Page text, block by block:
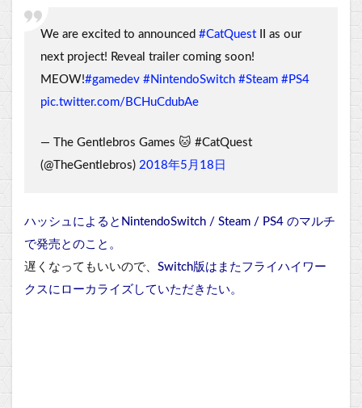
We are excited to announced #CatQuest II as our
next project! Reveal trailer coming soon!
MEOW!#gamedev #NintendoSwitch #Steam #PS4
pic.twitter.com/BCHuCdubAe
— The Gentlebros Games 🐱 #CatQuest
(@TheGentlebros) 2018年5月18日
ハッシュによるとNintendoSwitch / Steam / PS4 のマルチ
で発売とのこと。
遅くなってもいいので、 Switch版はまたフライハイワー
クスにローカライズしていただきたい。